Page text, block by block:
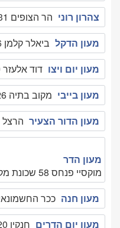
צהרון רוני הר הצופים 31 רחובות , 0544686556
מעון הדקל ביאלר קלמן 16 רחובות , 9411203
מעון יום ויצו דוד אלעזר 29 רחובות , 9466307
מעון בייבי מקוב בתיה 26 רחובות , 0507212442
מעון הדור הצעיר הרצל 119 רחובות , 0573308295
מעון הדר
מוקסיי פנחס 58 שכונת מקוב רחובות , 089459313
מעון חנה ככר החשמונאים 9 רחובות ,
מעון יום הדרים חנקין 20 רחובות , 089460349